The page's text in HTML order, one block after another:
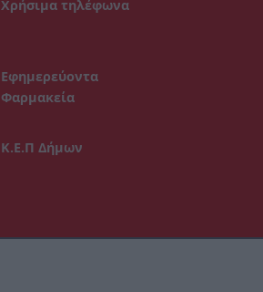
Χρήσιμα τηλέφωνα
Εφημερεύοντα
Φαρμακεία
Κ.Ε.Π Δήμων